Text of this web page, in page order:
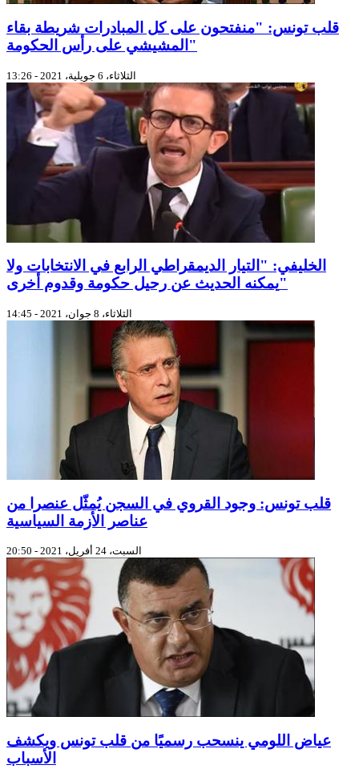
قلب تونس: "منفتحون على كل المبادرات شريطة بقاء
المشيشي على رأس الحكومة"
الثلاثاء، 6 جويلية، 2021 - 13:26
الخليفي: "التيار الديمقراطي الرابع في الانتخابات ولا
يمكنه الحديث عن رحيل حكومة وقدوم أخرى"
الثلاثاء، 8 جوان، 2021 - 14:45
قلب تونس: وجود القروي في السجن يُمثّل عنصرا من
عناصر الأزمة السياسية
السبت، 24 أفريل، 2021 - 20:50
عياض اللومي ينسحب رسميًا من قلب تونس ويكشف
الأسباب